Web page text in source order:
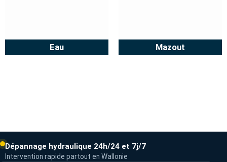
Eau Mazout
Dépannage hydraulique 24h/24 et 7j/7
Intervention rapide partout en Wallonie